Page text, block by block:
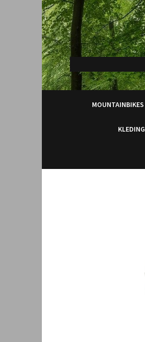
Spring
naar
inhoud
MOUNTAINBIKES
KLEDING